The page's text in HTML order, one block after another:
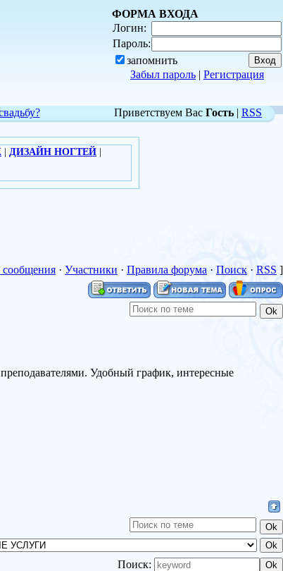
ФОРМА ВХОДА
Логин:
Пароль:
запомнить
Забыл пароль | Регистрация
Приветствуем Вас Гость | RSS
ДИЗАЙН НОГТЕЙ
· Участники · Правила форума · Поиск · RSS ]
Удобный график, интересные
Поиск: